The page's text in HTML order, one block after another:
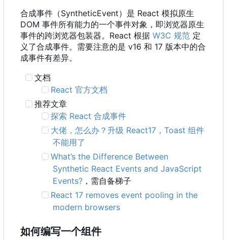
合成事件 （SyntheticEvent） 是 React 模拟原生
DOM 事件所有能力的一个事件对象 ， 即浏览器原生
事件的跨浏览器包装器。React 根据 W3C 规范 定
义了合成事件。需要注意的是 v16 和 17 版本中的合
成事件有差异。
文档
React 官方文档
推荐文章
探索 React 合成事件
大佬，怎么办？升级 React17 ，Toast 组件
不能用了
What’s the Difference Between
Synthetic React Events and JavaScript
Events? ，需自备梯子
React 17 removes event pooling in the
modern browsers
如何编写一个组件